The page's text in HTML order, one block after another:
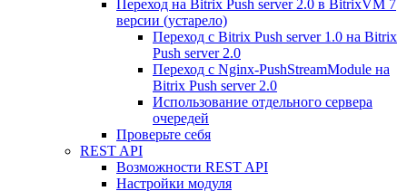
Переход на Bitrix Push server 2.0 в BitrixVM 7
версии (устарело)
Переход с Bitrix Push server 1.0 на Bitrix
Push server 2.0
Переход с Nginx-PushStreamModule на
Bitrix Push server 2.0
Использование отдельного сервера
очередей
Проверьте себя
REST API
Возможности REST API
Настройки модуля